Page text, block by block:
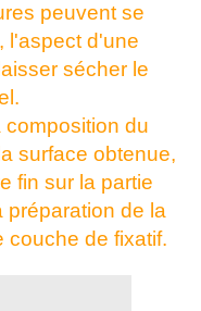
peuvent se
l'aspect d'une
sécher le
composition du
surface obtenue,
fin sur la partie
préparation de la
couche de fixatif.